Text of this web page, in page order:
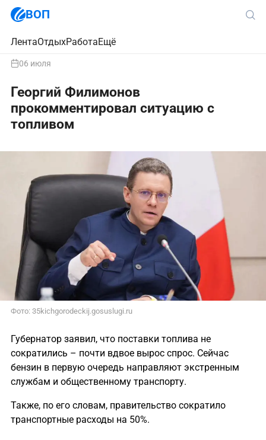
ВОП
ЛентаОтдыхРаботаЕщё
06 июля
Георгий Филимонов
прокомментировал ситуацию с
топливом
Фото: 35kichgorodeckij.gosuslugi.ru
Губернатор заявил, что поставки топлива не
сократились – почти вдвое вырос спрос. Сейчас
бензин в первую очередь направляют экстренным
службам и общественному транспорту.
Также, по его словам, правительство сократило
транспортные расходы на 50%.